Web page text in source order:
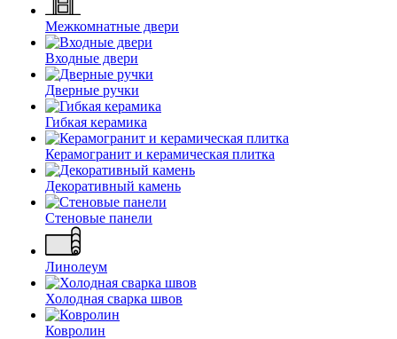
Межкомнатные двери
Входные двери
Дверные ручки
Гибкая керамика
Керамогранит и керамическая плитка
Декоративный камень
Стеновые панели
Линолеум
Холодная сварка швов
Ковролин